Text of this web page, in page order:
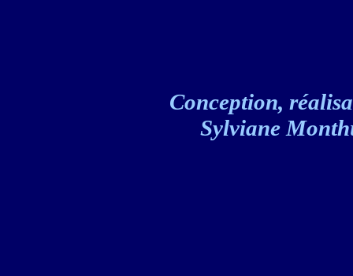
Conception,
Sylviane